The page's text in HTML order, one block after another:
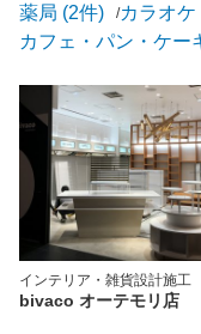
薬局 (2件)
カラオケ
カフェ・パン・ケー
インテリア・雑貨設計施工
bivaco オーテモリ店